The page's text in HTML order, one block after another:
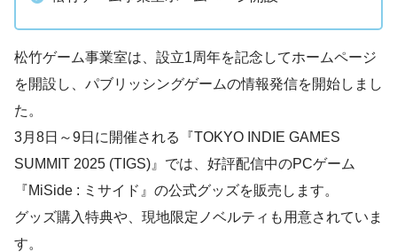
松竹ゲーム事業室は、設立1周年を記念してホームページ
を開設し、パブリッシングゲームの情報発信を開始しまし
た。
3月8日～9日に開催される『TOKYO INDIE GAMES
SUMMIT 2025 (TIGS)』では、好評配信中のPCゲーム
『MiSide : ミサイド』の公式グッズを販売します。
グッズ購入特典や、現地限定ノベルティも用意されていま
す。